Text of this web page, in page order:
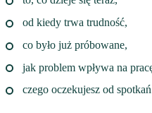
od kiedy trwa trudność,
co było już próbowane,
jak problem wpływa na
czego oczekujesz od